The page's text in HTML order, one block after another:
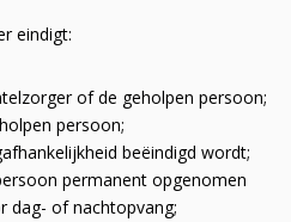
eindigt:
of de geholpen persoon;
persoon;
beëindigd wordt;
permanent opgenomen
dag- of nachtopvang;